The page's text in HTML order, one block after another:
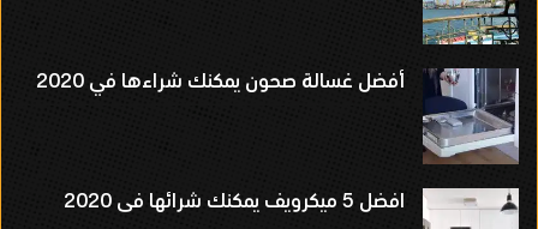
أفضل غسالة صحون يمكنك شراءها في 2020
افضل 5 ميكرويف يمكنك شرائها فى 2020